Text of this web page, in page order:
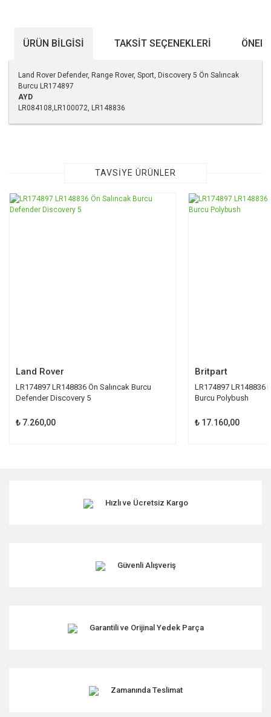
ÜRÜN BILGISI TAKSIT SEÇENEKLERI
Land Rover Defender, Range Rover, Sport, Discovery 5 Ön Salıncak
Burcu LR174897
AYD
LR084108,LR100072, LR148836
Görüş ve önerileriniz için teşekkür ederiz.
Ürün resmi kalitesiz, bozuk veya görüntülenemiyor.
TAVSİYE ÜRÜNLER
Land Rover
LR174897 LR148836 Ön Salıncak Burcu
Defender Discovery 5
₺ 7.260,00
Britpart
LR174897 LR148836
Burcu Polybush
₺ 17.160,00
Hızlı ve Ücretsiz Kargo
Güvenli Alışveriş
Garantili ve Orijinal Yedek Parça
Zamanında Teslimat